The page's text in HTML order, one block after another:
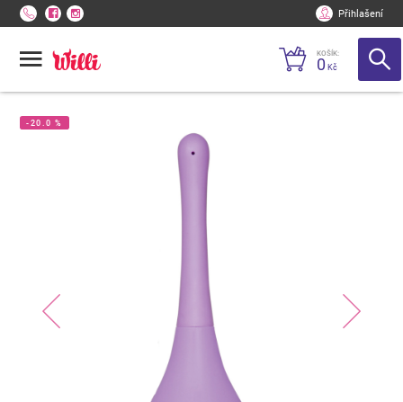
Přihlašení
KOŠÍK:
0 Kč
-20.0 %